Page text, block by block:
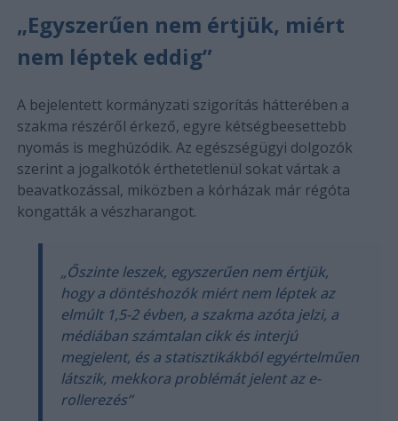
„Egyszerűen nem értjük, miért
nem léptek eddig”
A bejelentett kormányzati szigorítás hátterében a
szakma részéről érkező, egyre kétségbeesettebb
nyomás is meghúzódik. Az egészségügyi dolgozók
szerint a jogalkotók érthetetlenül sokat vártak a
beavatkozással, miközben a kórházak már régóta
kongatták a vészharangot.
„Őszinte leszek, egyszerűen nem értjük,
hogy a döntéshozók miért nem léptek az
elmúlt 1,5-2 évben, a szakma azóta jelzi, a
médiában számtalan cikk és interjú
megjelent, és a statisztikákból egyértelműen
látszik, mekkora problémát jelent az e-
rollerezés”